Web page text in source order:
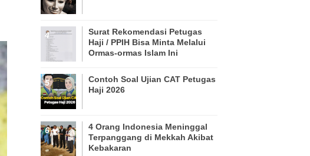
Surat Rekomendasi Petugas
Haji / PPIH Bisa Minta Melalui
Ormas-ormas Islam Ini
Contoh Soal Ujian CAT Petugas
Haji 2026
4 Orang Indonesia Meninggal
Terpanggang di Mekkah Akibat
Kebakaran